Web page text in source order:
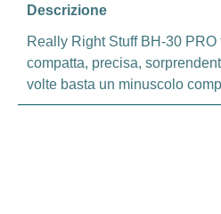
Descrizione
Really Right Stuff BH-30 PRO
compatta, precisa,
volte basta un minuscolo